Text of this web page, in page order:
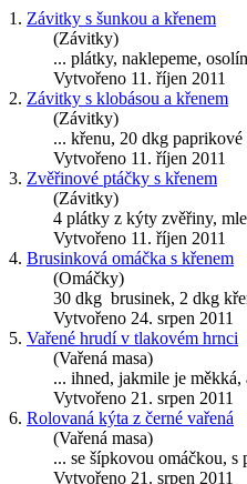
1. Závitky s šunkou a křenem
(Závitky)
... plátky, naklepeme,
Vytvořeno 11. říjen 2011
2. Závitky s klobásou a křenem
(Závitky)
... křenu, 20 dkg
Vytvořeno 11. říjen 2011
3. Zvěřinové ptáčky s křenem
(Závitky)
4 plátky z kýty zvěřiny,
Vytvořeno 11. říjen 2011
4. Brusinková omáčka s křenem
(Omáčky)
30 dkg brusinek, 2 dkg
Vytvořeno 24. srpen 2011
5. Vařené hrudí v tlakovém hrnci
(Vařená masa)
... ihned, jakmile je měkká,
Vytvořeno 21. srpen 2011
6. Rolovaná kýta z černé vařená
(Vařená masa)
... se šípkovou omáčkou, s
Vytvořeno 21. srpen 2011